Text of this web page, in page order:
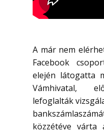
A már nem
Facebook
elején látogatta
Vámhivatal,
lefoglalták
közzétéve